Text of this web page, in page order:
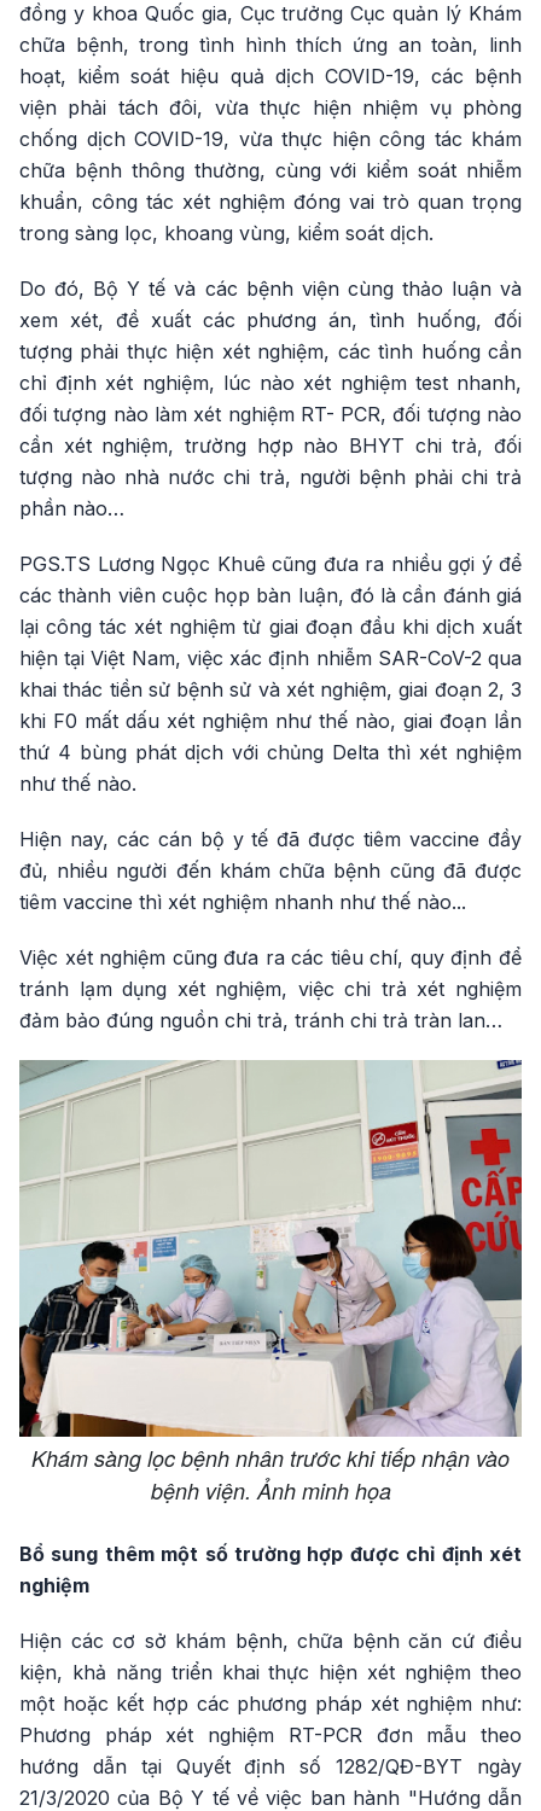
đồng y khoa Quốc gia, Cục trưởng Cục quản lý Khám
chữa bệnh, trong tình hình thích ứng an toàn, linh
hoạt, kiểm soát hiệu quả dịch COVID-19, các bệnh
viện phải tách đôi, vừa thực hiện nhiệm vụ phòng
chống dịch COVID-19, vừa thực hiện công tác khám
chữa bệnh thông thường, cùng với kiểm soát nhiễm
khuẩn, công tác xét nghiệm đóng vai trò quan trọng
trong sàng lọc, khoang vùng, kiểm soát dịch.
Do đó, Bộ Y tế và các bệnh viện cùng thảo luận và
xem xét, đề xuất các phương án, tình huống, đối
tượng phải thực hiện xét nghiệm, các tình huống cần
chỉ định xét nghiệm, lúc nào xét nghiệm test nhanh,
đối tượng nào làm xét nghiệm RT- PCR, đối tượng nào
cần xét nghiệm, trường hợp nào BHYT chi trả, đối
tượng nào nhà nước chi trả, người bệnh phải chi trả
phần nào…
PGS.TS Lương Ngọc Khuê cũng đưa ra nhiều gợi ý để
các thành viên cuộc họp bàn luận, đó là cần đánh giá
lại công tác xét nghiệm từ giai đoạn đầu khi dịch xuất
hiện tại Việt Nam, việc xác định nhiễm SAR-CoV-2 qua
khai thác tiền sử bệnh sử và xét nghiệm, giai đoạn 2, 3
khi F0 mất dấu xét nghiệm như thế nào, giai đoạn lần
thứ 4 bùng phát dịch với chủng Delta thì xét nghiệm
như thế nào.
Hiện nay, các cán bộ y tế đã được tiêm vaccine đầy
đủ, nhiều người đến khám chữa bệnh cũng đã được
tiêm vaccine thì xét nghiệm nhanh như thế nào...
Việc xét nghiệm cũng đưa ra các tiêu chí, quy định để
tránh lạm dụng xét nghiệm, việc chi trả xét nghiệm
đảm bảo đúng nguồn chi trả, tránh chi trả tràn lan…
Khám sàng lọc bệnh nhân trước khi tiếp nhận vào
bệnh viện. Ảnh minh họa
Bổ sung thêm một số trường hợp được chỉ định xét
nghiệm
Hiện các cơ sở khám bệnh, chữa bệnh căn cứ điều
kiện, khả năng triển khai thực hiện xét nghiệm theo
một hoặc kết hợp các phương pháp xét nghiệm như:
Phương pháp xét nghiệm RT-PCR đơn mẫu theo
hướng dẫn tại Quyết định số 1282/QĐ-BYT ngày
21/3/2020 của Bộ Y tế về việc ban hành "Hướng dẫn